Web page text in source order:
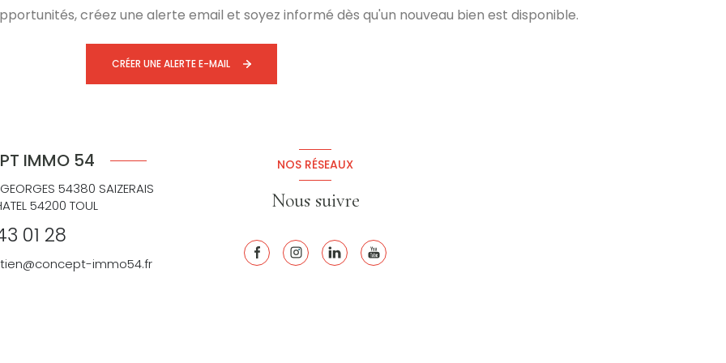
créez une alerte email et soyez informé dès qu'un nouveau bien est disponible.
CRÉER UNE ALERTE E-MAIL
IMMO 54
54380 SAIZERAIS
54200 TOUL
01 28
immo54.fr
NOS RÉSEAUX
Nous suivre